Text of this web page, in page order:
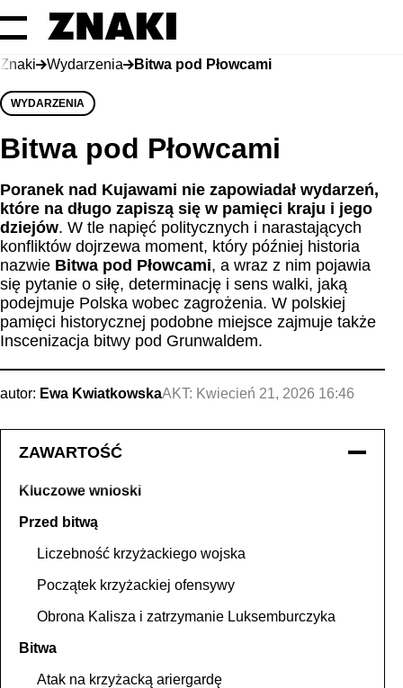
Znaki Wydarzenia Bitwa pod Płowcami
WYDARZENIA
Bitwa pod Płowcami
Poranek nad Kujawami nie zapowiadał wydarzeń,
które na długo zapiszą się w pamięci kraju i jego
dziejów. W tle napięć politycznych i narastających
konfliktów dojrzewa moment, który później historia
nazwie Bitwa pod Płowcami, a wraz z nim pojawia
się pytanie o siłę, determinację i sens walki, jaką
podejmuje Polska wobec zagrożenia. W polskiej
pamięci historycznej podobne miejsce zajmuje także
Inscenizacja bitwy pod Grunwaldem.
autor: Ewa KwiatkowskaAKT: Kwiecień 21, 2026 16:46
ZAWARTOŚĆ
Kluczowe wnioski
Przed bitwą
Liczebność krzyżackiego wojska
Początek krzyżackiej ofensywy
Obrona Kalisza i zatrzymanie Luksemburczyka
Bitwa
Atak na krzyżacką ariergardę